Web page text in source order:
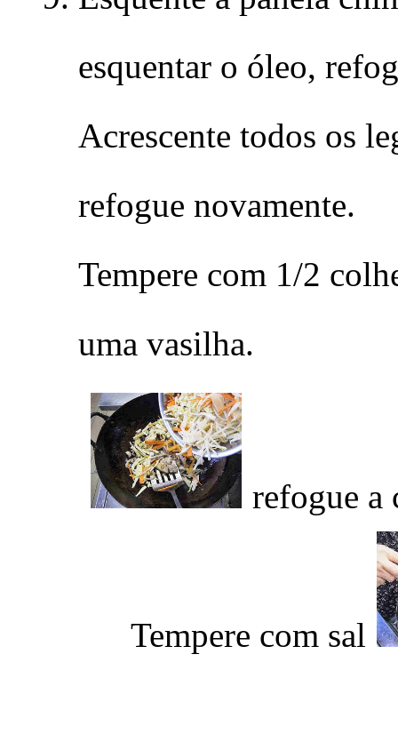
esquentar o óleo,
Acrescente todos os
refogue novamente.
Tempere com 1/2
uma vasilha.
refogue a
Tempere com sal